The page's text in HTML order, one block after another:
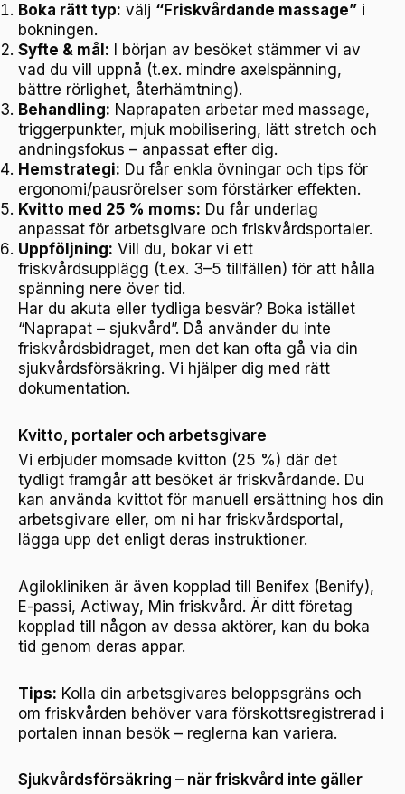
Boka rätt typ: välj “Friskvårdande massage” i
bokningen.
Syfte & mål: I början av besöket stämmer vi av
vad du vill uppnå (t.ex. mindre axelspänning,
bättre rörlighet, återhämtning).
Behandling: Naprapaten arbetar med massage,
triggerpunkter, mjuk mobilisering, lätt stretch och
andningsfokus – anpassat efter dig.
Hemstrategi: Du får enkla övningar och tips för
ergonomi/pausrörelser som förstärker effekten.
Kvitto med 25 % moms: Du får underlag
anpassat för arbetsgivare och friskvårdsportaler.
Uppföljning: Vill du, bokar vi ett
friskvårdsupplägg (t.ex. 3–5 tillfällen) för att hålla
spänning nere över tid.
Har du akuta eller tydliga besvär? Boka istället
“Naprapat – sjukvård”. Då använder du inte
friskvårdsbidraget, men det kan ofta gå via din
sjukvårdsförsäkring. Vi hjälper dig med rätt
dokumentation.
Kvitto, portaler och arbetsgivare
Vi erbjuder momsade kvitton (25 %) där det
tydligt framgår att besöket är friskvårdande. Du
kan använda kvittot för manuell ersättning hos din
arbetsgivare eller, om ni har friskvårdsportal,
lägga upp det enligt deras instruktioner.
Agilokliniken är även kopplad till Benifex (Benify),
E-passi, Actiway, Min friskvård. Är ditt företag
kopplad till någon av dessa aktörer, kan du boka
tid genom deras appar.
Tips: Kolla din arbetsgivares beloppsgräns och
om friskvården behöver vara förskottsregistrerad i
portalen innan besök – reglerna kan variera.
Sjukvårdsförsäkring – när friskvård inte gäller